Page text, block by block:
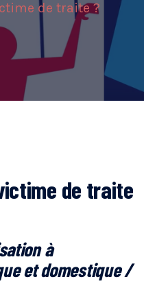
de traite ?
de traite
à
et domestique /